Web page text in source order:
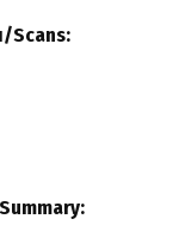
Scans:
: